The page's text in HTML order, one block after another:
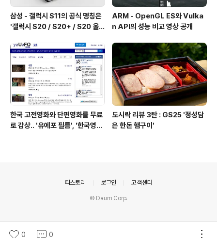
삼성 - 갤럭시 S11의 공식 명칭은
'갤럭시 S20 / S20+ / S20 울트
ARM - OpenGL ES와 Vulka
n API의 성능 비교 영상 공개
한국 고전영화와 단편영화를 무료
로 감상.. '유에포 필름', '한국영상
도시락 리뷰 3탄 : GS25 '정성담
은 한돈 햄구이'
0 0
티스토리 로그인 고객센터
© Daum Corp.